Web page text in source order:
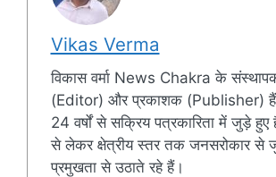
Vikas Verma
विकास वर्मा News Chakra के
(Editor) और प्रकाशक (Publisher)
24 वर्षों से सक्रिय पत्रकारिता में जुड़े
से लेकर क्षेत्रीय स्तर तक जनसरोकार से
प्रमुखता से उठाते रहे हैं।